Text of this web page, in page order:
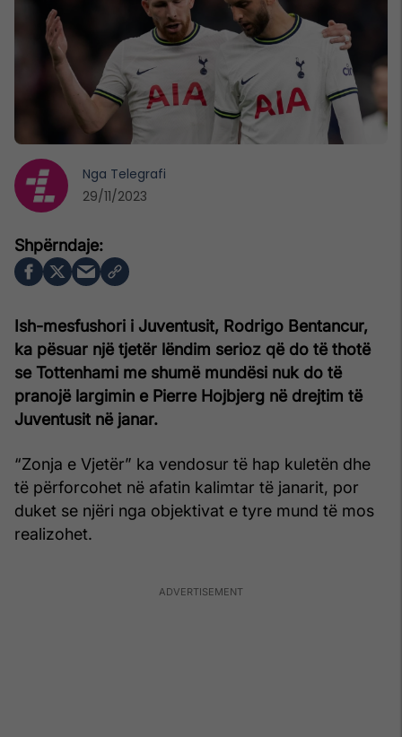
Ish-mesfushori i Juventusit, Rodrigo Bentancur,
ka pësuar një tjetër lëndim serioz që do të thotë
se Tottenhami me shumë mundësi nuk do të
pranojë largimin e Pierre Hojbjerg në drejtim të
Juventusit në janar.
“Zonja e Vjetër” ka vendosur të hap kuletën dhe
të përforcohet në afatin kalimtar të janarit, por
duket se njëri nga objektivat e tyre mund të mos
realizohet.
Nga Telegrafi
29/11/2023